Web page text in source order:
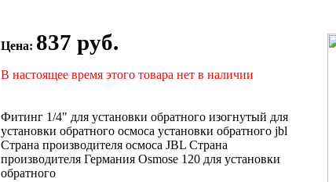
Цена: 837 руб.
В настоящее время этого товара нет в наличии
Фитинг 1/4" для установки обратного изогнутый для
установки обратного осмоса установки обратного jbl
Страна производителя осмоса JBL Страна
производителя Германия Osmose 120 для установки
обратного